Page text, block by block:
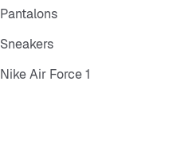
Pantalons
Sneakers
Nike Air Force 1